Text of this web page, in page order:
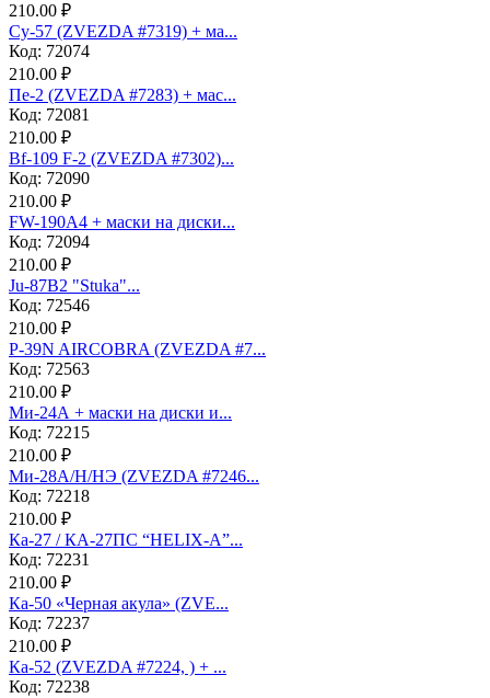
210.00 ₽
Су-57 (ZVEZDA #7319) + ма...
Код: 72074
210.00 ₽
Пе-2 (ZVEZDA #7283) + мас...
Код: 72081
210.00 ₽
Bf-109 F-2 (ZVEZDA #7302)...
Код: 72090
210.00 ₽
FW-190A4 + маски на диски...
Код: 72094
210.00 ₽
Ju-87B2 "Stuka"...
Код: 72546
210.00 ₽
P-39N AIRCOBRA (ZVEZDA #7...
Код: 72563
210.00 ₽
Ми-24А + маски на диски и...
Код: 72215
210.00 ₽
Ми-28А/Н/НЭ (ZVEZDA #7246...
Код: 72218
210.00 ₽
Ка-27 / КА-27ПС “HELIX-A”...
Код: 72231
210.00 ₽
Ка-50 «Черная акула» (ZVE...
Код: 72237
210.00 ₽
Ка-52 (ZVEZDA #7224, ) + ...
Код: 72238